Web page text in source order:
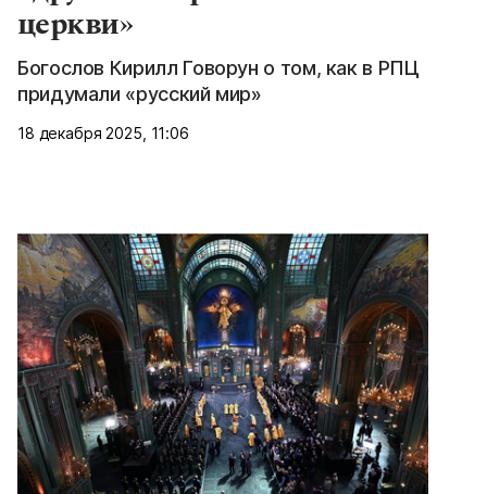
церкви»
Богослов Кирилл Говорун о том, как в РПЦ
придумали «русский мир»
18 декабря 2025, 11:06